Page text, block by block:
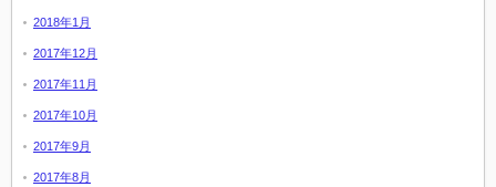
2018年1月
2017年12月
2017年11月
2017年10月
2017年9月
2017年8月